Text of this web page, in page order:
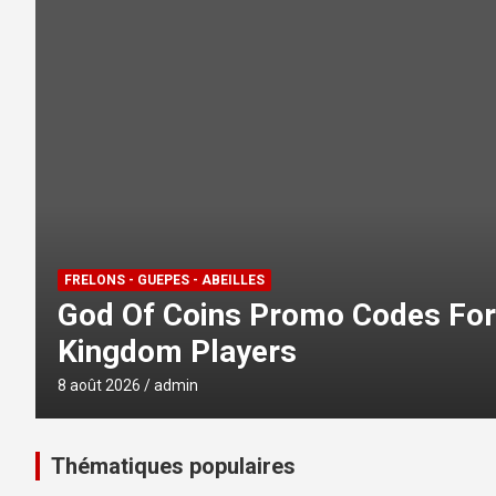
FRELONS - GUEPES - ABEILLES
hello world
8 août 2026 admin
Thématiques populaires